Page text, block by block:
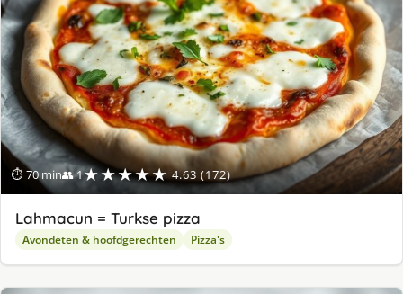
⏱ 70 min👥 1★★★★★ 4.63 (172)
Lahmacun = Turkse pizza
Avondeten & hoofdgerechten Pizza's